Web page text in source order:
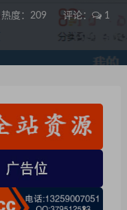
热度：209 评论： 1